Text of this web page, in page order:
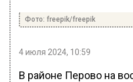
Фото: freepik/freepik
4 июля 2024, 10:59
В районе Перово на